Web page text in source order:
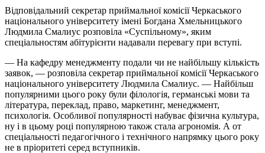
Відповідальний секретар приймальної комісії Черкаського
національного університету імені Богдана Хмельницького
Людмила Смалиус розповіла «Суспільному», яким
спеціальностям абітурієнти надавали перевагу при вступі.
— На кафедру менеджменту подали чи не найбільшу кількість
заявок, — розповіла секретар приймальної комісії Черкаського
національного університету Людмила Смалиус. — Найбільш
популярними цього року були філологія, германські мови та
література, переклад, право, маркетинг, менеджмент,
психологія. Особливої популярності набуває фізична культура,
ну і в цьому році популярною також стала агрономія. А от
спеціальності педагогічного і технічного напрямку цього року
не в пріоритеті серед вступників.